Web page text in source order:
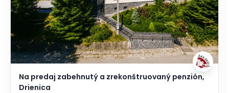
Na predaj zabehnutý a zrekonštruovaný penzión,
Drienica